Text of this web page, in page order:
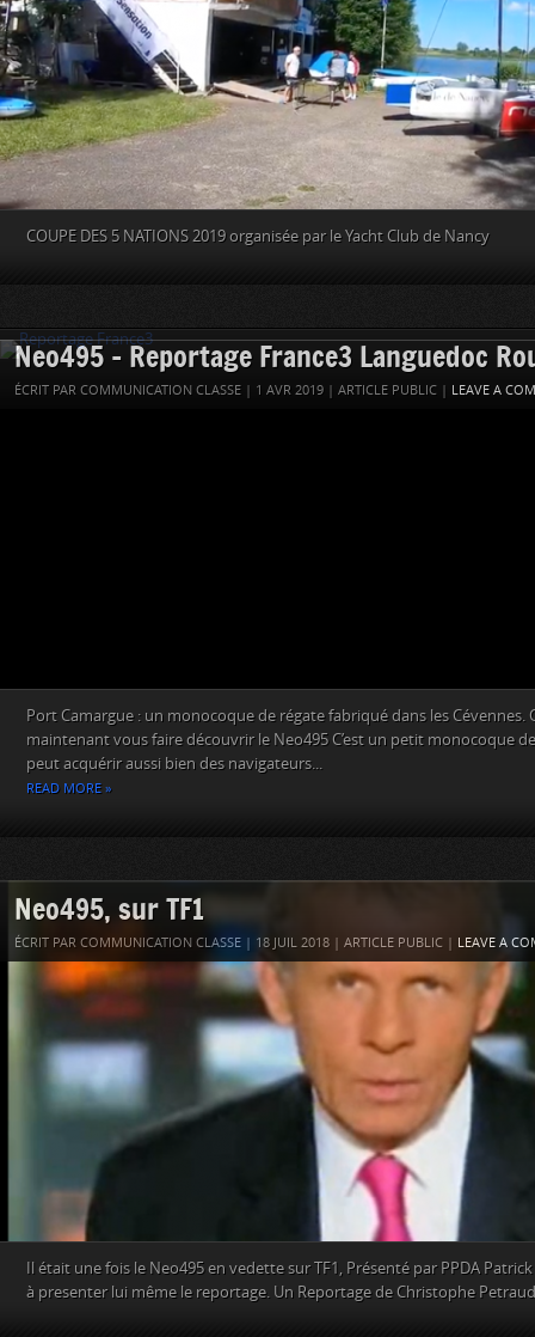
COUPE DES 5 NATIONS 2019 organisée par le Yacht Club de Nancy
Neo495 – Reportage France3 Languedoc
ÉCRIT PAR COMMUNICATION CLASSE | 1 AVR 2019 | ARTICLE PUBLIC | LEAVE A
Port Camargue : un monocoque de régate fabriqué dans les Cévennes.
maintenant vous faire découvrir le Neo495 C’est un petit monocoque
peut acquérir aussi bien des navigateurs...
READ MORE »
Neo495, sur TF1
ÉCRIT PAR COMMUNICATION CLASSE | 18 JUIL 2018 | ARTICLE PUBLIC | LEAVE A
Il était une fois le Neo495 en vedette sur TF1, Présenté par PPDA
à presenter lui même le reportage. Un Reportage de Christophe